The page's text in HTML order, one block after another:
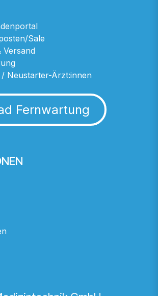
Sale
Versand
Neustarter-Ärzt:innen
Fernwartung